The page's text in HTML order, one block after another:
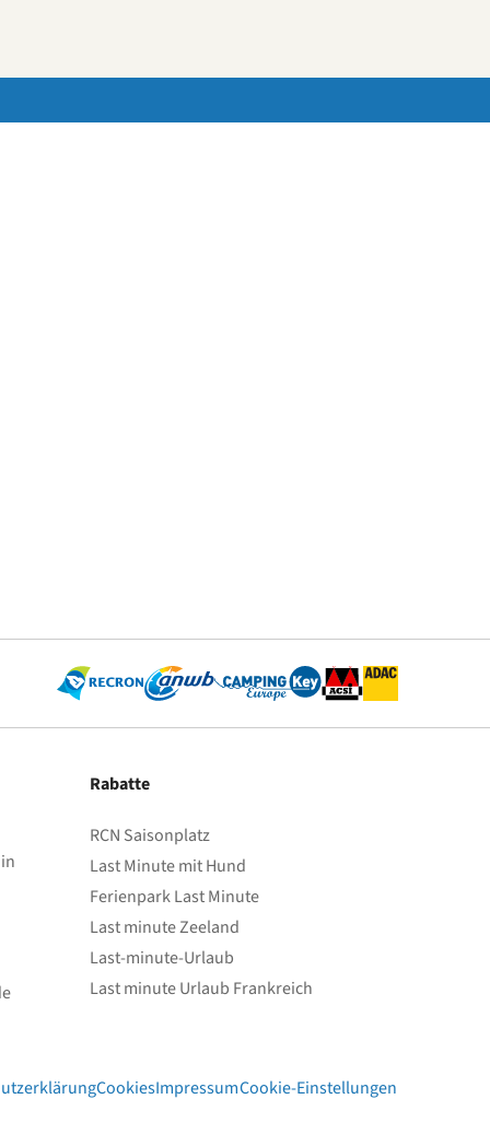
Rabatte
RCN Saisonplatz
Last Minute mit Hund
Ferienpark Last Minute
Last minute Zeeland
Last-minute-Urlaub
Last minute Urlaub Frankreich
CookiesImpressumCookie-Einstellungen